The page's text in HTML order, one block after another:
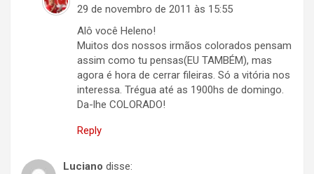
29 de novembro de 2011 às 15:55
Alô você Heleno!
Muitos dos nossos irmãos colorados pensam
assim como tu pensas(EU TAMBÉM), mas
agora é hora de cerrar fileiras. Só a vitória nos
interessa. Trégua até as 1900hs de domingo.
Da-lhe COLORADO!
Reply
Luciano disse: